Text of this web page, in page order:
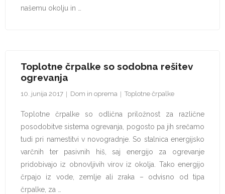
našemu okolju in …
Toplotne črpalke so sodobna rešitev
ogrevanja
10. junija 2017 Dom in oprema Toplotne črpalke
Toplotne črpalke so odlična priložnost za različne
posodobitve sistema ogrevanja, pogosto pa jih srečamo
tudi pri namestitvi v novogradnje. So stalnica energijsko
varčnih ter pasivnih hiš, saj energijo za ogrevanje
pridobivajo iz obnovljivih virov iz okolja. Tako energijo
črpajo iz vode, zemlje ali zraka – odvisno od tipa
črpalke, za …